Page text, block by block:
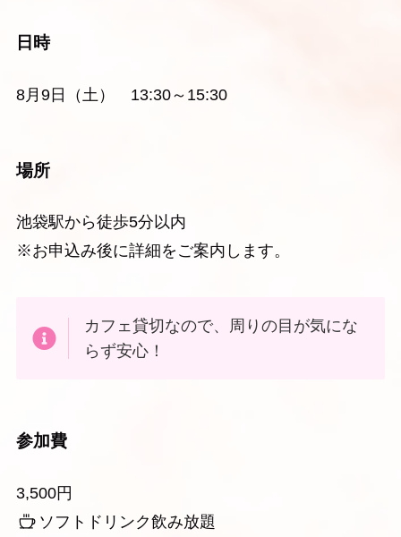
日時
8月9日（土） 13:30～15:30
場所
池袋駅から徒歩5分以内
※お申込み後に詳細をご案内します。
カフェ貸切なので、周りの目が気にな
らず安心！
参加費
3,500円
ソフトドリンク飲み放題